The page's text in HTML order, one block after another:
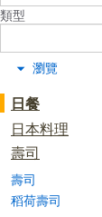
類型
瀏覽
日餐
日本料理
壽司
壽司
稻荷壽司